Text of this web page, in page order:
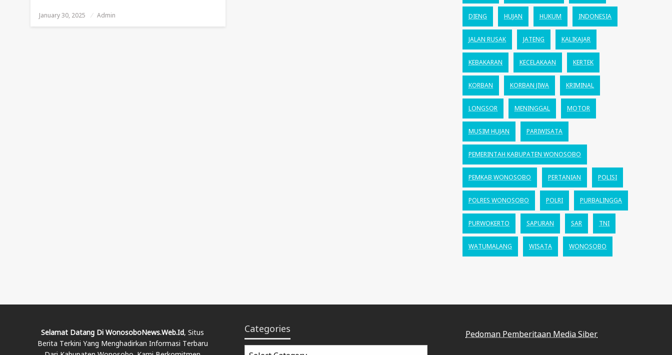
Posted
January 30, 2025 Admin DIENG HUJAN HUKUM INDONESIA
JALAN RUSAK JATENG KALIKAJAR
KEBAKARAN KECELAKAAN KERTEK
KORBAN KORBAN JIWA KRIMINAL
LONGSOR MENINGGAL MOTOR
MUSIM HUJAN PARIWISATA
PEMERINTAH KABUPATEN WONOSOBO
PEMKAB WONOSOBO PERTANIAN POLISI
POLRES WONOSOBO POLRI PURBALINGGA
PURWOKERTO SAPURAN SAR TNI
WATUMALANG WISATA WONOSOBO
Selamat Datang Di WonosoboNews.web.id, Situs
Berita Terkini Yang Menghadirkan Informasi Terbaru
Categories
Categories
Pedoman Pemberitaan Media Siber